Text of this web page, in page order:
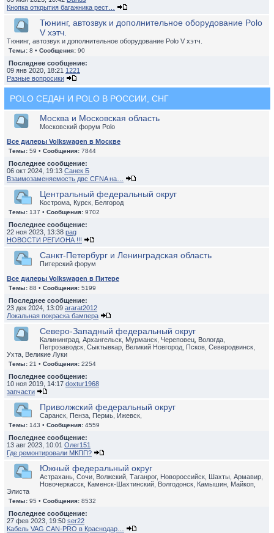
Кнопка открытия багажника рест…
Тюнинг, автозвук и дополнительное оборудование Polo
V хэтч.
Тюнинг, автозвук и дополнительное оборудование Polo V хэтч.
Темы: 8 • Сообщения: 90
Последнее сообщение:
09 янв 2020, 18:21 1221
Разные вопросики
POLO СЕДАН И POLO В РОССИИ, СНГ
Москва и Московская область
Московский форум Polo
Все дилеры Volkswagen в Москве
Темы: 59 • Сообщения: 7844
Последнее сообщение:
06 окт 2024, 19:13 Санек Б
Взаимозаменяемость двс CFNA на…
Центральный федеральный округ
Кострома, Курск, Белгород
Темы: 137 • Сообщения: 9702
Последнее сообщение:
22 ноя 2023, 13:38 pag
НОВОСТИ РЕГИОНА !!!
Санкт-Петербург и Ленинградская область
Питерский форум
Все дилеры Volkswagen в Питере
Темы: 88 • Сообщения: 5199
Последнее сообщение:
23 дек 2024, 13:09 ararat2012
Локальная покраска бампера
Северо-Западный федеральный округ
Калининград, Архангельск, Мурманск, Череповец, Вологда,
Петрозаводск, Сыктывкар, Великий Новгород, Псков, Северодвинск,
Ухта, Великие Луки
Темы: 21 • Сообщения: 2254
Последнее сообщение:
10 ноя 2019, 14:17 doxtur1968
запчасти
Приволжский федеральный округ
Саранск, Пенза, Пермь, Ижевск,
Темы: 143 • Сообщения: 4559
Последнее сообщение:
13 авг 2023, 10:01 Олег151
Где ремонтировали МКПП?
Южный федеральный округ
Астрахань, Сочи, Волжский, Таганрог, Новороссийск, Шахты, Армавир,
Новочеркасск, Каменск-Шахтинский, Волгодонск, Камышин, Майкоп,
Элиста
Темы: 95 • Сообщения: 8532
Последнее сообщение:
27 фев 2023, 19:50 ser22
Кабель VAG CAN-PRO в Краснодар…